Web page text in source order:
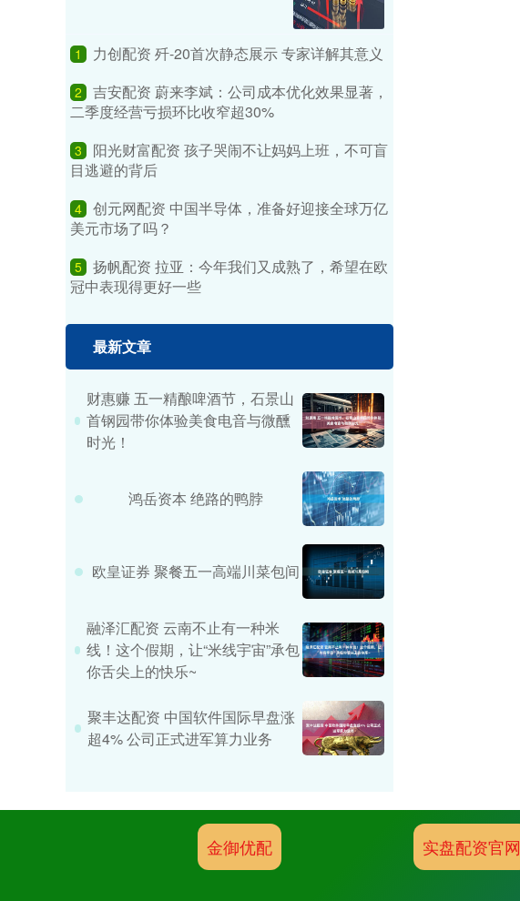
1 力创配资 歼-20首次静态展示 专家详解其意义
2
吉安配资 蔚来李斌：公司成本优化效果显著，
二季度经营亏损环比收窄超30%
3
阳光财富配资 孩子哭闹不让妈妈上班，不可盲
目逃避的背后
4 创元网配资 中国半导体，准备好迎接全球万亿
美元市场了吗？
5 扬帆配资 拉亚：今年我们又成熟了，希望在欧
冠中表现得更好一些
最新文章
财惠赚 五一精酿啤酒节，石景山
首钢园带你体验美食电音与微醺
时光！
鸿岳资本 绝路的鸭脖
欧皇证券 聚餐五一高端川菜包间
融泽汇配资 云南不止有一种米
线！这个假期，让“米线宇宙”承包
你舌尖上的快乐~
聚丰达配资 中国软件国际早盘涨
超4% 公司正式进军算力业务
金御优配 实盘配资官网